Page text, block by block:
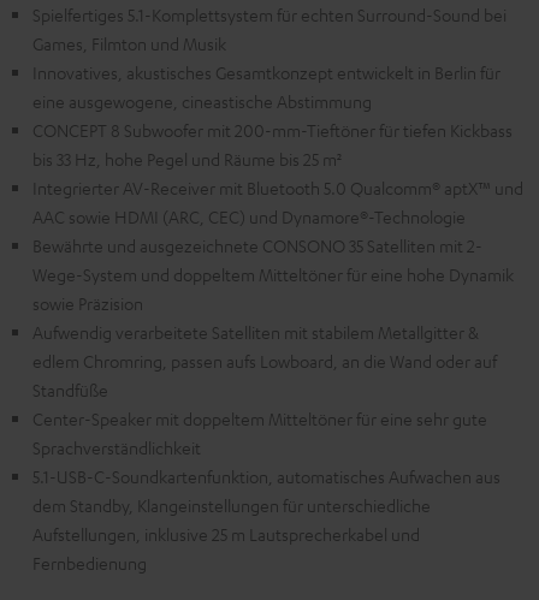
Spielfertiges 5.1-Komplettsystem für echten Surround-Sound bei
Games, Filmton und Musik
Innovatives, akustisches Gesamtkonzept entwickelt in Berlin für
eine ausgewogene, cineastische Abstimmung
CONCEPT 8 Subwoofer mit 200-mm-Tieftöner für tiefen Kickbass
bis 33 Hz, hohe Pegel und Räume bis 25 m²
Integrierter AV-Receiver mit Bluetooth 5.0 Qualcomm® aptX™ und
AAC sowie HDMI (ARC, CEC) und Dynamore®-Technologie
Bewährte und ausgezeichnete CONSONO 35 Satelliten mit 2-
Wege-System und doppeltem Mitteltöner für eine hohe Dynamik
sowie Präzision
Aufwendig verarbeitete Satelliten mit stabilem Metallgitter &
edlem Chromring, passen aufs Lowboard, an die Wand oder auf
Standfüße
Center-Speaker mit doppeltem Mitteltöner für eine sehr gute
Sprachverständlichkeit
5.1-USB-C-Soundkartenfunktion, automatisches Aufwachen aus
dem Standby, Klangeinstellungen für unterschiedliche
Aufstellungen, inklusive 25 m Lautsprecherkabel und
Fernbedienung